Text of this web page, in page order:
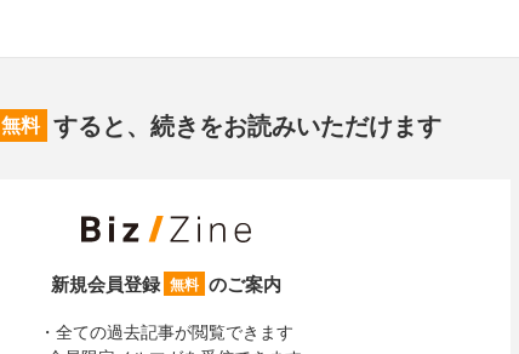
無料 すると、続きをお読みいただけます
新規会員登録 無料 のご案内
・全ての過去記事が閲覧できます